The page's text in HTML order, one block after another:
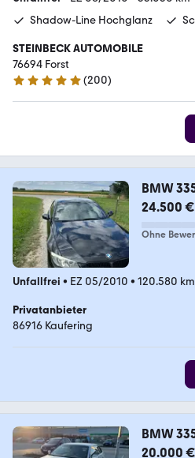
Shadow-Line Hochglanz
STEINBECK AUTOMOBILE
76694 Forst
4.8 Sterne
(200)
BMW
24.500 €
Ohne
Unfallfrei • EZ 05/2010 • 120.580 km
Privatanbieter
86916 Kaufering
BMW
20.000 €